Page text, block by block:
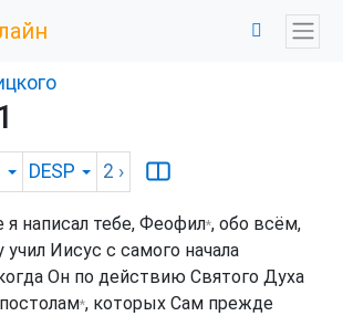
DESP 2 ›
я написал тебе, Феофил*, обо всём,
учил Иисус с самого начала
Он по действию Святого Духа
*, которых Сам прежде